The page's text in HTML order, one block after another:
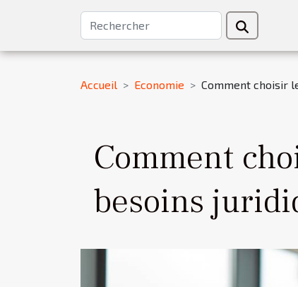
Accueil Economie Comment choisir
Comment
besoins